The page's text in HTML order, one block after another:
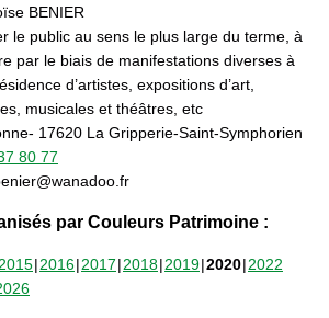
BENIER
le public au sens le plus large du terme, à
par le biais de manifestations diverses à
d’artistes, expositions d’art,
musicales et théâtres, etc
17620 La Gripperie-Saint-Symphorien
80 77
par Couleurs Patrimoine :
2015 2016 2017 2018 2019 2020 2022